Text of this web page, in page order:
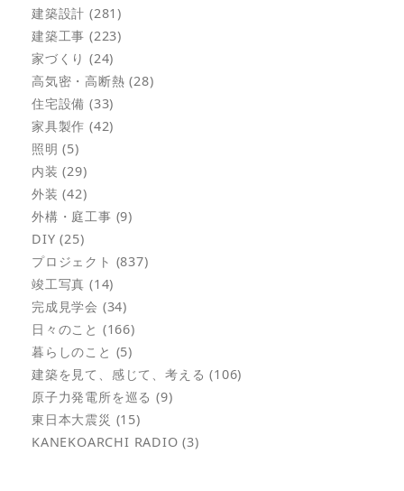
建築設計 (281)
建築工事 (223)
家づくり (24)
高気密・高断熱 (28)
住宅設備 (33)
家具製作 (42)
照明 (5)
内装 (29)
外装 (42)
外構・庭工事 (9)
DIY (25)
プロジェクト (837)
竣工写真 (14)
完成見学会 (34)
日々のこと (166)
暮らしのこと (5)
建築を見て、感じて、考える (106)
原子力発電所を巡る (9)
東日本大震災 (15)
KANEKOARCHI RADIO (3)